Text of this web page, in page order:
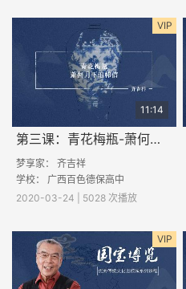
VIP
11:14
第三课：青花梅瓶-萧何月下追韩信
梦享家： 齐吉祥
学校： 广西百色德保高中
2020-03-24 | 5028 次播放
VIP